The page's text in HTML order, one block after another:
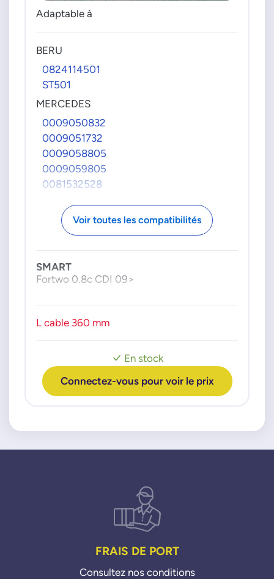
Adaptable à
BERU
0824114501
ST501
MERCEDES
0009050832
0009051732
0009058805
0009059805
0081532528
A0009051732
A0009058805
A0081532528
NTK-NGK
Voir toutes les compatibilités
En stock
Connectez-vous pour voir le prix
SMART
Fortwo 0.8c CDI 09>
L cable 360 mm
FRAIS DE PORT
Consultez nos conditions